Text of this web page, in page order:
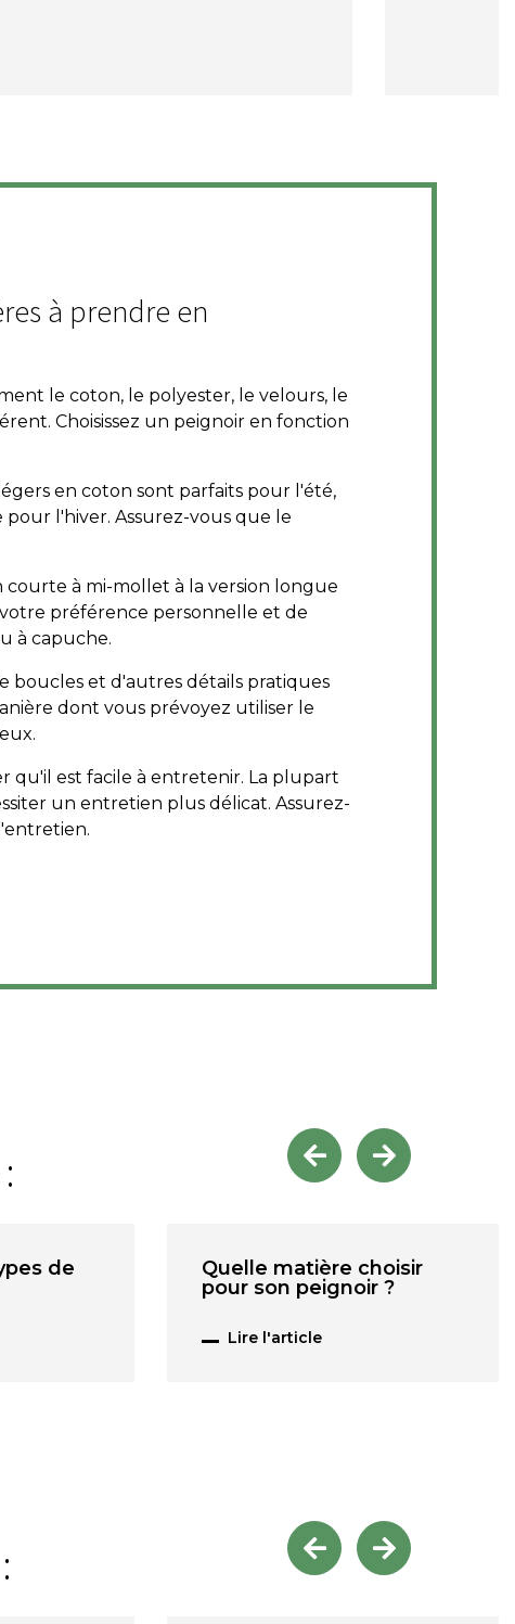
à prendre en
le coton, le polyester, le velours, le
Choisissez un peignoir en fonction
en coton sont parfaits pour l'été,
l'hiver. Assurez-vous que le
courte à mi-mollet à la version longue
préférence personnelle et de
à capuche.
boucles et d'autres détails pratiques
dont vous prévoyez utiliser le
qu'il est facile à entretenir. La plupart
un entretien plus délicat. Assurez-
de
Quelle matière choisir
pour son peignoir ?
Lire l'article